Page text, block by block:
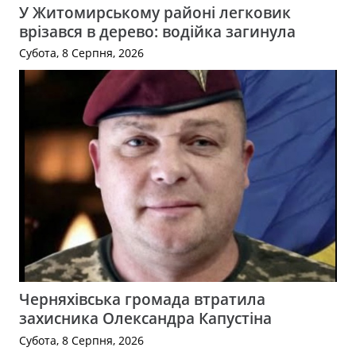
У Житомирському районі легковик
врізався в дерево: водійка загинула
Субота, 8 Серпня, 2026
Черняхівська громада втратила
захисника Олександра Капустіна
Субота, 8 Серпня, 2026